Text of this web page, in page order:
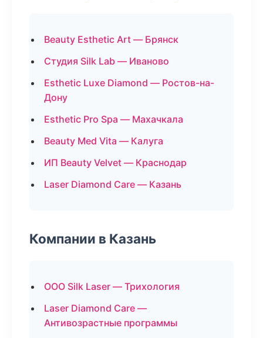
Beauty Esthetic Art — Брянск
Студия Silk Lab — Иваново
Esthetic Luxe Diamond — Ростов-на-
Дону
Esthetic Pro Spa — Махачкала
Beauty Med Vita — Калуга
ИП Beauty Velvet — Краснодар
Laser Diamond Care — Казань
Компании в Казань
ООО Silk Laser — Трихология
Laser Diamond Care —
Антивозрастные программы